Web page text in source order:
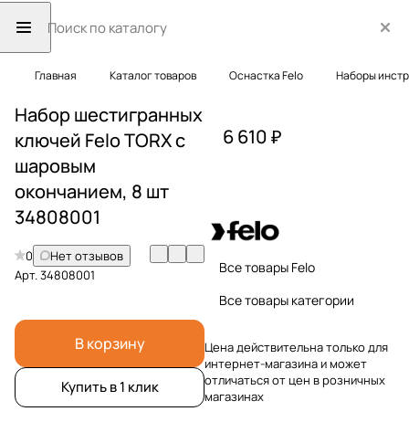
Главная Каталог товаров Оснастка Felo Наборы
Набор шестигранных
ключей Felo TORX с
шаровым
окончанием, 8 шт
34808001
0
Нет отзывов
Арт.34808001
В корзину
Купить в 1 клик
6 610 ₽
Все товары Felo
Все товары категории
Цена действительна только для
интернет-магазина и может
отличаться от цен в розничных
магазинах